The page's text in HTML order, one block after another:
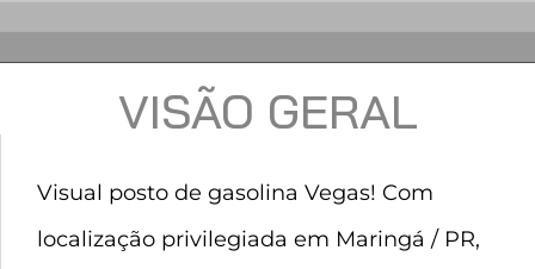
VISÃO GERAL
Visual posto de gasolina Vegas! Com
localização privilegiada em Maringá / PR,